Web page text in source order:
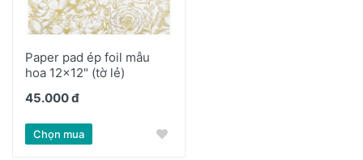
Paper pad ép foil mẫu
hoa 12x12" (tờ lẻ)
45.000 đ
Chọn mua